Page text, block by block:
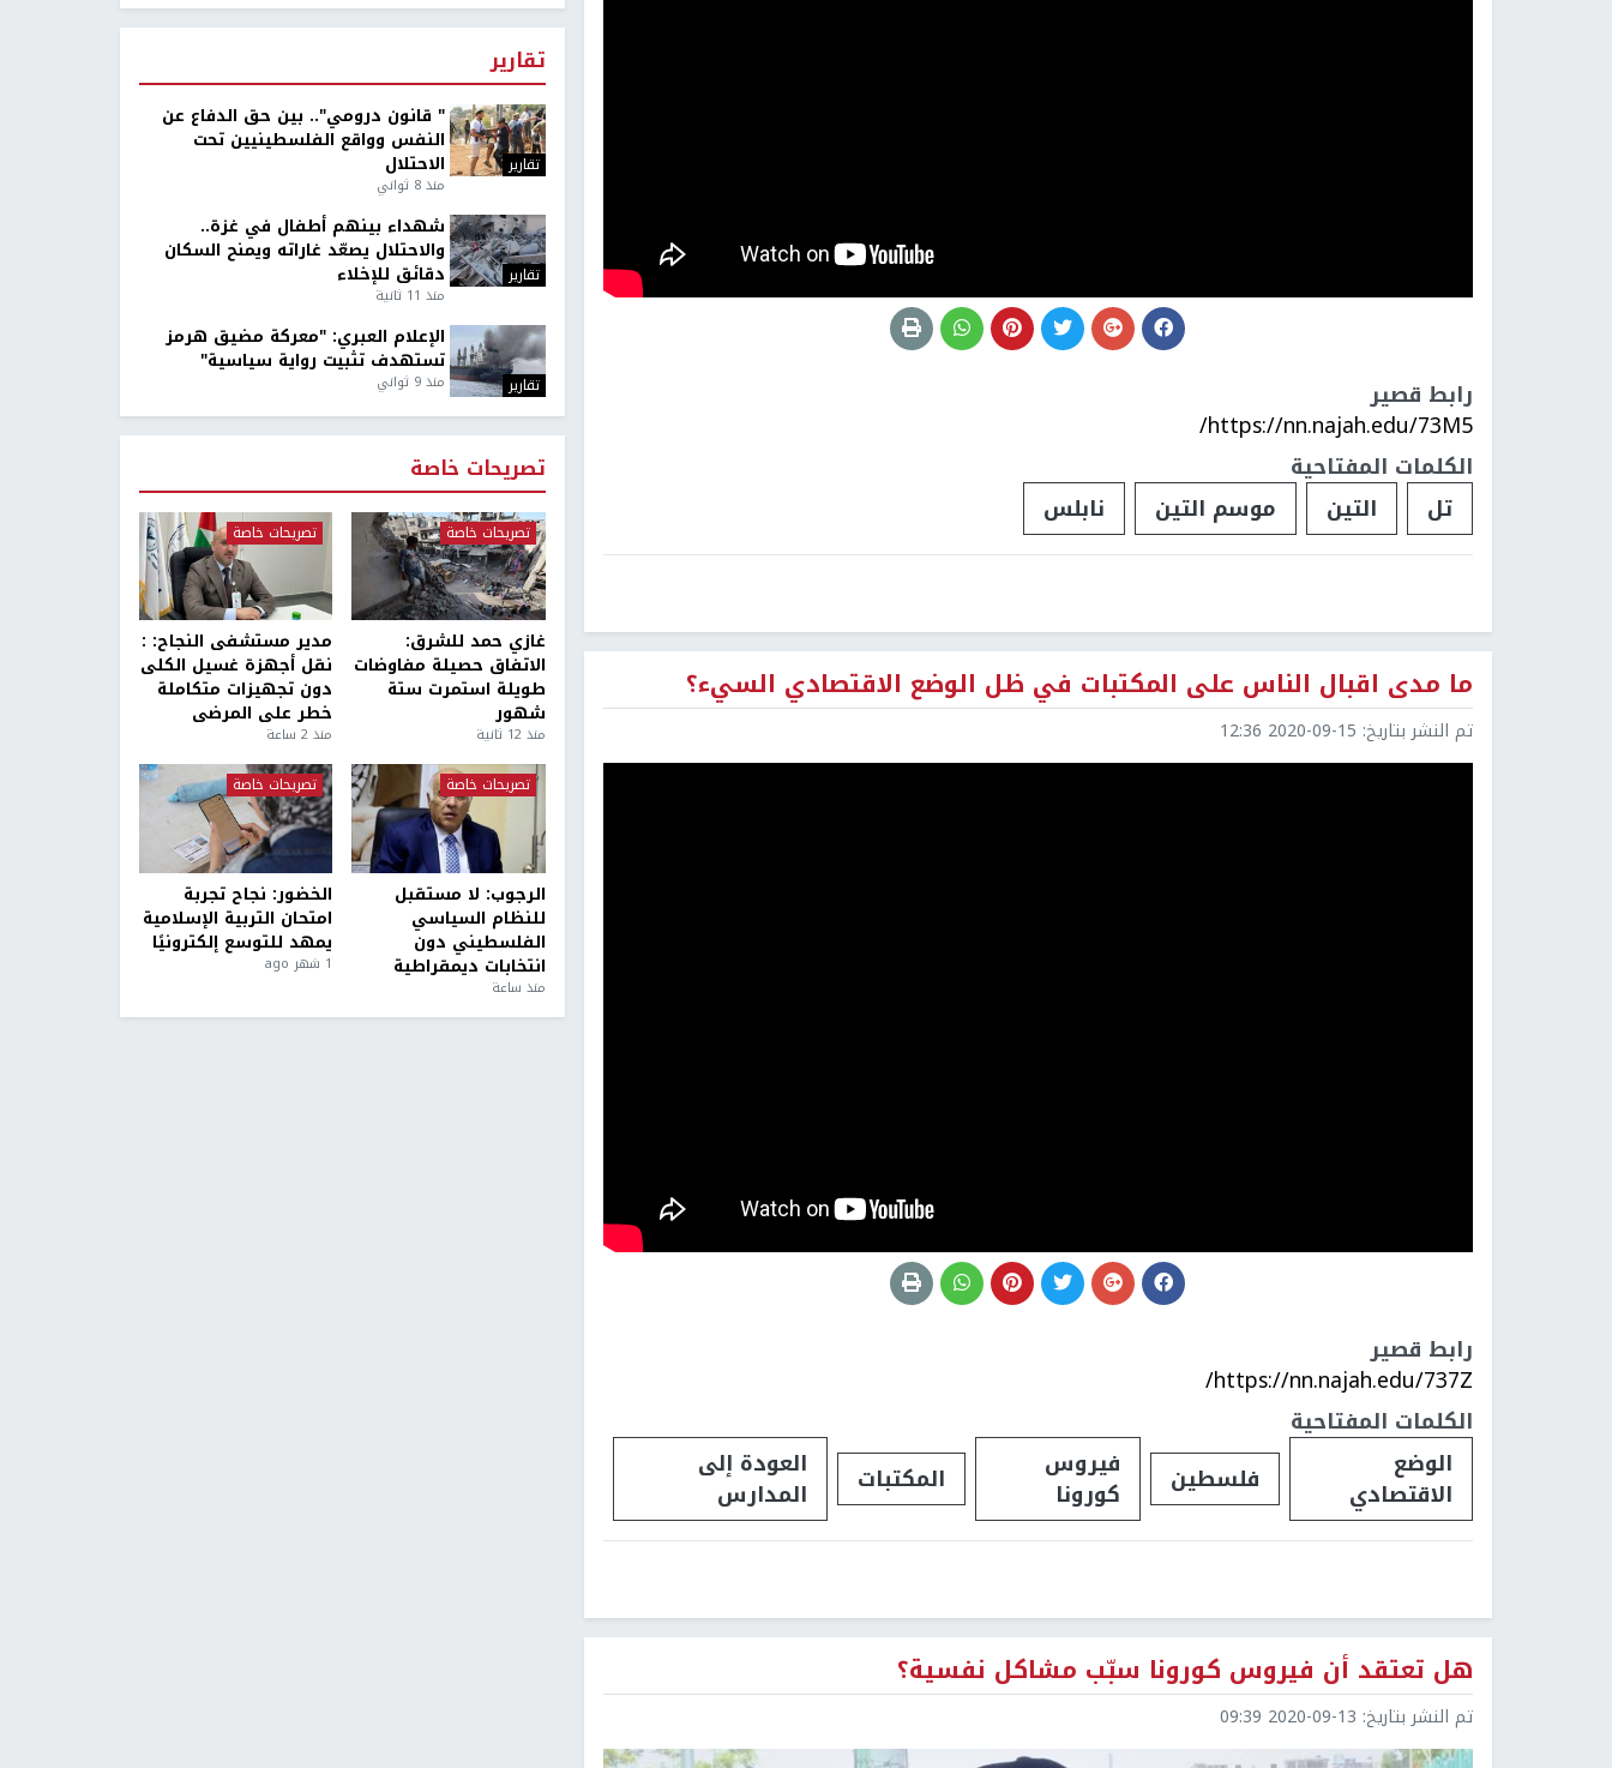
رابط قصير
https://nn.najah.edu/73M5/
الكلمات المفتاحية
تل
التين موسم التين نابلس
ما مدى اقبال الناس على المكتبات في ظل الوضع الاقتصادي السيء؟
تم النشر بتاريخ: 2020-09-15 12:36
رابط قصير
https://nn.najah.edu/737Z/
الكلمات المفتاحية
الوضع
الاقتصادي فلسطين فيروس
كورونا المكتبات العودة إلى
المدارس
هل تعتقد أن فيروس كورونا سبّب مشاكل نفسية؟
تم النشر بتاريخ: 2020-09-13 09:39
تقارير
تقارير
" قانون درومي".. بين حق الدفاع عن
النفس وواقع الفلسطينيين تحت
الاحتلال
منذ 8 ثواني
تقارير
شهداء بينهم أطفال في غزة..
والاحتلال يصعّد غاراته ويمنح السكان
دقائق للإخلاء
منذ 11 ثانية
تقارير
الإعلام العبري: "معركة مضيق هرمز
تستهدف تثبيت رواية سياسية"
منذ 9 ثواني
تصريحات خاصة
تصريحات خاصة
غازي حمد للشرق:
الاتفاق حصيلة مفاوضات
طويلة استمرت ستة
شهور
منذ 12 ثانية
تصريحات خاصة
مدير مستشفى النجاح: :
نقل أجهزة غسيل الكلى
دون تجهيزات متكاملة
خطر على المرضى
منذ 2 ساعة
تصريحات خاصة
الرجوب: لا مستقبل
للنظام السياسي
الفلسطيني دون
انتخابات ديمقراطية
منذ ساعة
تصريحات خاصة
الخضور: نجاح تجربة
امتحان التربية الإسلامية
يمهد للتوسع إلكترونيًا
1 شهر ago